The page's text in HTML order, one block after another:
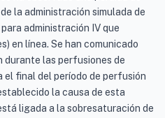
la administración simulada de
administración IV que
en línea. Se han comunicado
durante las perfusiones de
final del período de perfusión
la causa de esta
ligada a la sobresaturación de